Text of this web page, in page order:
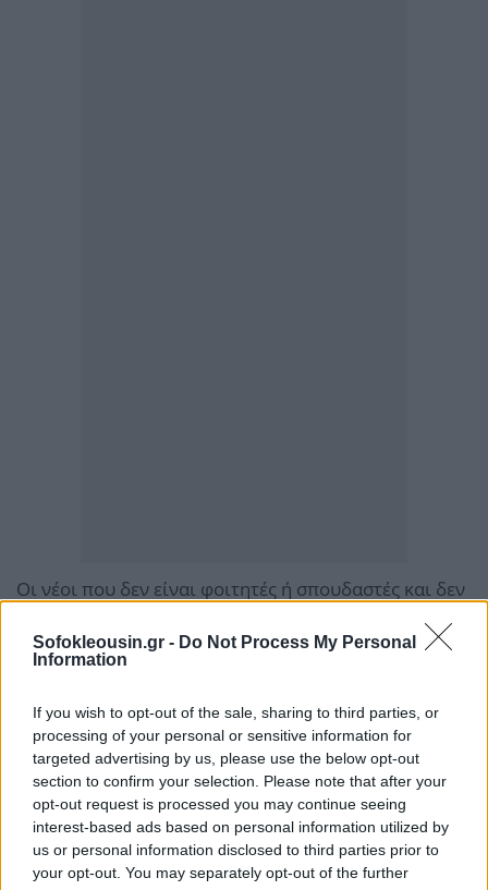
Sofokleousin.gr - Do Not Process My Personal
Information
If you wish to opt-out of the sale, sharing to third parties, or
processing of your personal or sensitive information for
targeted advertising by us, please use the below opt-out
section to confirm your selection. Please note that after your
opt-out request is processed you may continue seeing
interest-based ads based on personal information utilized by
us or personal information disclosed to third parties prior to
your opt-out. You may separately opt-out of the further
Οι νέοι που δεν είναι φοιτητές ή σπουδαστές και δεν
Ευρωπαϊκή Κάρτα Νέων, μέσω της οποίας
απεριορίστων διαδρομών.
Οι τιμές των καρτών απεριορίστων διαδρομών για
όσους διαθέτουν την Ευρωπαϊκή Κάρτα Νέων
διαμορφώνονται σε 21,50 ευρώ η μηνιαία και 60,50
ευρώ η τριμηνιαία.